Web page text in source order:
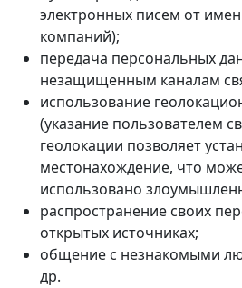
электронных писем от
компаний);
передача персональных
незащищенным каналам
использование
(указание пользователем
геолокации позволяет
местонахождение, что
использовано
распространение своих
открытых источниках;
общение с незнакомыми
др.